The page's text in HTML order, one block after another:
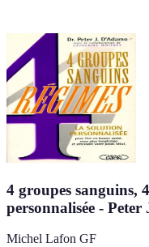
4 groupes sanguins,
personnalisée -
Michel Lafon GF